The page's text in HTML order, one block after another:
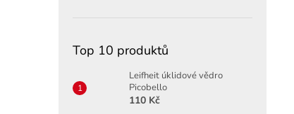
Top 10 produktů
Leifheit úklidové vědro
Picobello
110 Kč